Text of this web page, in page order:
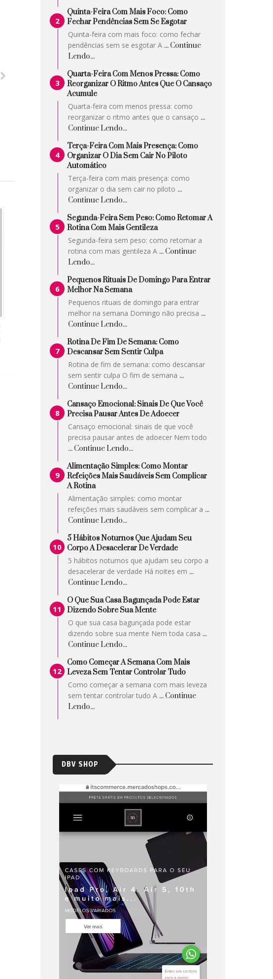
Quinta-Feira Com Mais Foco: Como
Fechar Pendências Sem Se Esgotar
Quinta-feira com mais foco: como fechar
pendências sem se esgotar A ... Continue
Lendo...
Quarta-Feira Com Menos Pressa: Como
Reorganizar O Ritmo Antes Que O Cansaço
Acumule
Quarta-feira com menos pressa: como
reorganizar o ritmo antes que o cansaço ...
Continue Lendo...
Terça-Feira Com Mais Presença: Como
Organizar O Dia Sem Cair No Piloto
Automático
Terça-feira com mais presença: como
organizar o dia sem cair no piloto ...
Continue Lendo...
Segunda-Feira Sem Peso: Como Retomar A
Rotina Com Mais Gentileza
Segunda-feira sem peso: como retomar a
rotina com mais gentileza A ... Continue
Lendo...
Pequenos Rituais De Domingo Para Entrar
Melhor Na Semana
Pequenos rituais de domingo para entrar
melhor na semana Domingo não precisa ...
Continue Lendo...
Rotina De Fim De Semana: Como
Descansar Sem Sentir Culpa
Rotina de fim de semana: como descansar
sem sentir culpa O fim de semana ...
Continue Lendo...
Cansaço Emocional: Sinais De Que Você
Precisa Pausar Antes De Adoecer
Cansaço emocional: sinais de que você
precisa pausar antes de adoecer Nem todo
... Continue Lendo...
Alimentação Simples: Como Montar
Refeições Mais Saudáveis Sem Complicar
A Rotina
Alimentação simples: como montar
refeições mais saudáveis sem complicar a ...
Continue Lendo...
5 Hábitos Noturnos Que Ajudam Seu
Corpo A Desacelerar De Verdade
5 hábitos noturnos que ajudam seu corpo a
desacelerar de verdade Há noites em ...
Continue Lendo...
O Que Sua Casa Bagunçada Pode Estar
Dizendo Sobre Sua Mente
O que sua casa bagunçada pode estar
dizendo sobre sua mente Nem toda casa ...
Continue Lendo...
Como Começar A Semana Com Mais
Leveza Sem Tentar Controlar Tudo
Como começar a semana com mais leveza
sem tentar controlar tudo A ... Continue
Lendo...
DBV SHOP